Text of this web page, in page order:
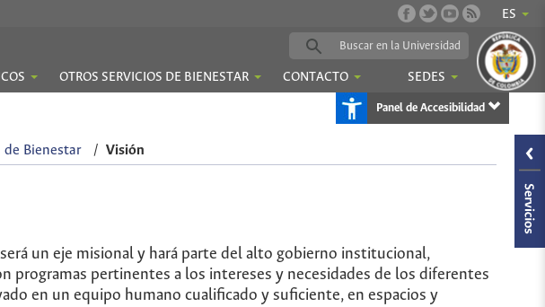
ES
OTROS SERVICIOS DE BIENESTAR CONTACTO SEDES
Panel de Accesibilidad
de Bienestar /Visión
un eje misional y hará parte del alto gobierno institucional,
programas pertinentes a los intereses y necesidades de los diferentes
en un equipo humano cualificado y suficiente, en espacios y